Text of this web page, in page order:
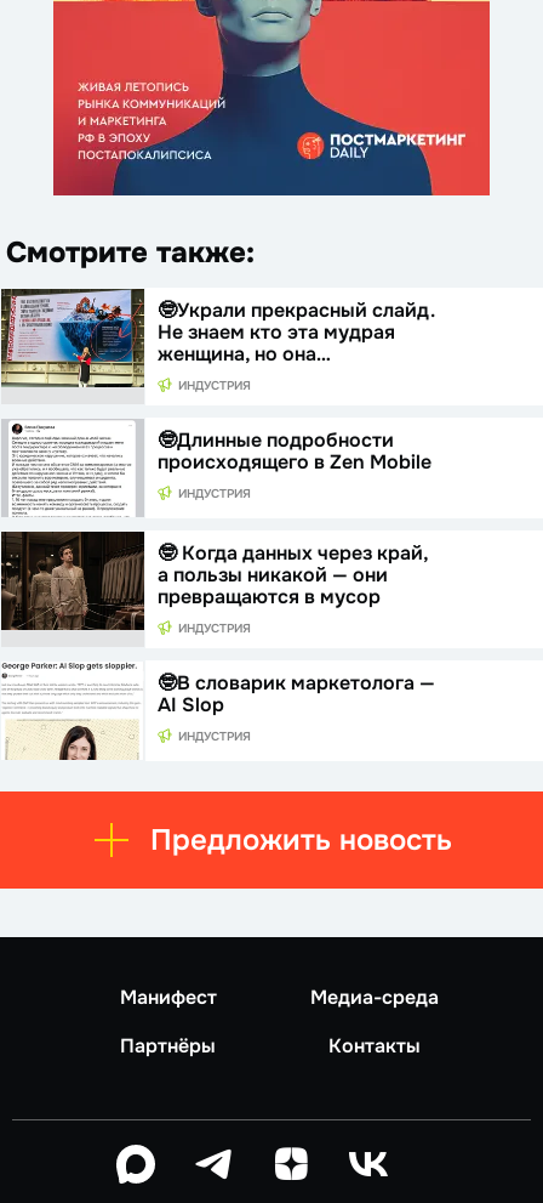
Смотрите также:
🤓Украли прекрасный слайд.
Не знаем кто эта мудрая
женщина, но она…
ИНДУСТРИЯ
🤓Длинные подробности
происходящего в Zen Mobile
ИНДУСТРИЯ
🤓 Когда данных через край,
а пользы никакой — они
превращаются в мусор
ИНДУСТРИЯ
🤓В словарик маркетолога —
AI Slop
ИНДУСТРИЯ
Предложить новость
Манифест
Медиа-среда
Партнёры
Контакты